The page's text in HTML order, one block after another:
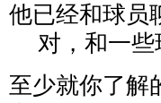
他已经和球员
对，和一些
至少就你了解